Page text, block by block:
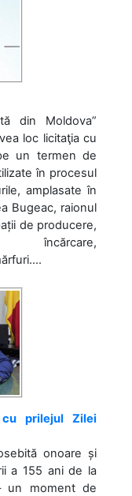
din Moldova”
loc licitaţia cu
un termen de
în procesul
amplasate în
Bugeac, raionul
de producere,
prilejul Zilei
onoare și
a 155 ani de la
un moment de